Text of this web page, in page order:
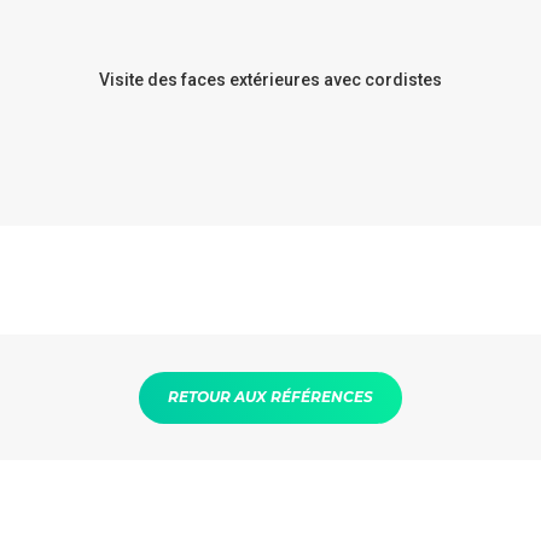
Visite des faces extérieures avec cordistes
RETOUR AUX RÉFÉRENCES